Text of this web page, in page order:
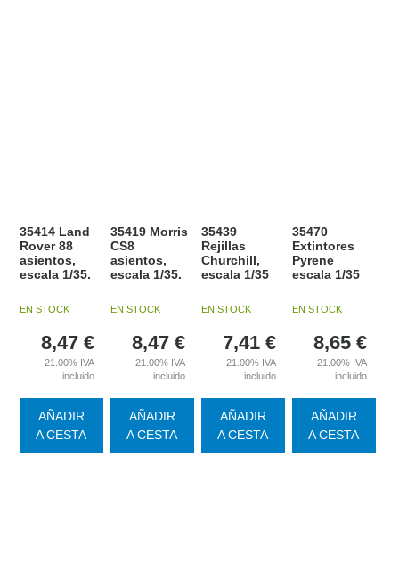
35414 Land
Rover 88
asientos,
escala 1/35.
EN STOCK
8,47 €
21.00% IVA
incluido
AÑADIR
A CESTA
35419 Morris
CS8
asientos,
escala 1/35.
EN STOCK
8,47 €
21.00% IVA
incluido
AÑADIR
A CESTA
35439
Rejillas
Churchill,
escala 1/35
EN STOCK
7,41 €
21.00% IVA
incluido
AÑADIR
A CESTA
35470
Extintores
Pyrene
escala 1/35
EN STOCK
8,65 €
21.00% IVA
incluido
AÑADIR
A CESTA